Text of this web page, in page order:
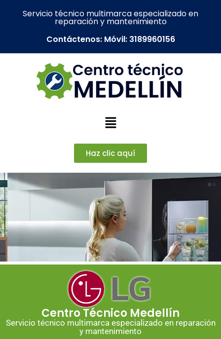
Servicio técnico multimarca especializado en
reparación y mantenimiento
Contáctenos: Móvil: 3189960156
Haz clic aquí
Centro Técnico Medellín
Servicio técnico multimarca especializado en reparación
y mantenimiento